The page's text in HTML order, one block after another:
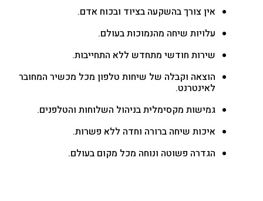
אין צורך בהשקעה בציוד ובכוח אדם.
עלויות שיחה מהנמוכות בעולם.
שירות חודשי מתחדש ללא התחייבות.
הוצאה וקבלה של שיחות טלפון מכל מכשיר המחובר
לאינטרנט.
גמישות מקסימלית בניהול השלוחות והטלפנים.
איכות שיחה ברורה וחדה ללא פשרות.
הגדרה פשוטה ונוחה מכל מקום בעולם.